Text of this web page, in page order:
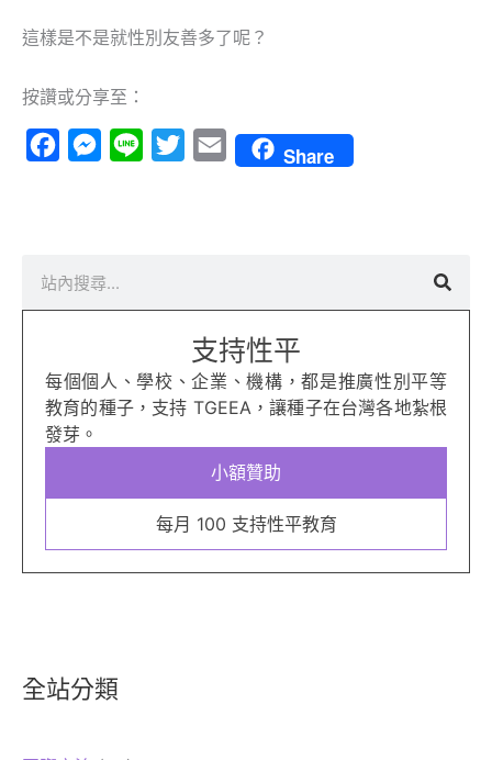
這樣是不是就性別友善多了呢？
按讚或分享至：
FacebookMessenger
Line TwitterEmail Share
支持性平
每個個人、學校、企業、機構，都是推廣性別平等
教育的種子，支持 TGEEA，讓種子在台灣各地紮根
發芽。
小額贊助
每月 100 支持性平教育
全站分類